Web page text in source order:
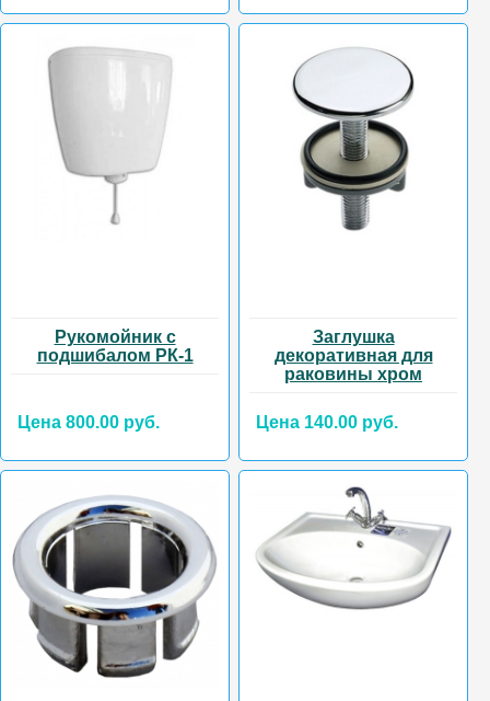
Рукомойник с
подшибалом РК-1
Цена 800.00 руб.
Заглушка
декоративная для
раковины хром
Цена 140.00 руб.